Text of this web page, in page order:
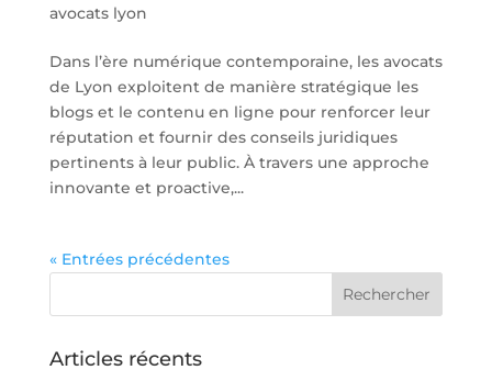
avocats lyon
Dans l’ère numérique contemporaine, les avocats
de Lyon exploitent de manière stratégique les
blogs et le contenu en ligne pour renforcer leur
réputation et fournir des conseils juridiques
pertinents à leur public. À travers une approche
innovante et proactive,...
« Entrées précédentes
Articles récents